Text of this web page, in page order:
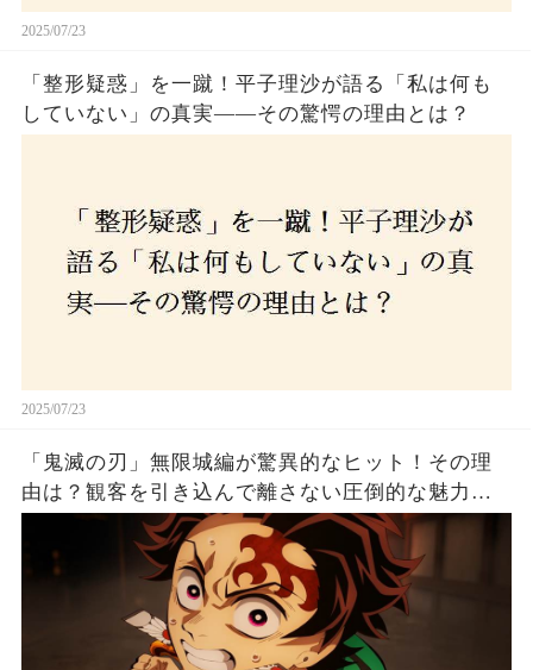
2025/07/23
「整形疑惑」を一蹴！平子理沙が語る「私は何も
していない」の真実——その驚愕の理由とは？
2025/07/23
「鬼滅の刃」無限城編が驚異的なヒット！その理
由は？観客を引き込んで離さない圧倒的な魅力と